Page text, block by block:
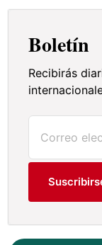
Boletín
Recibirás